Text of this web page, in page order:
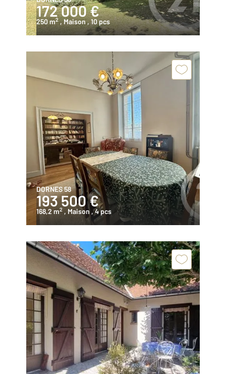
172 000 €
250 m2 , Maison , 10 pcs
DORNES 58
193 500 €
168,2 m2 , Maison , 4 pcs